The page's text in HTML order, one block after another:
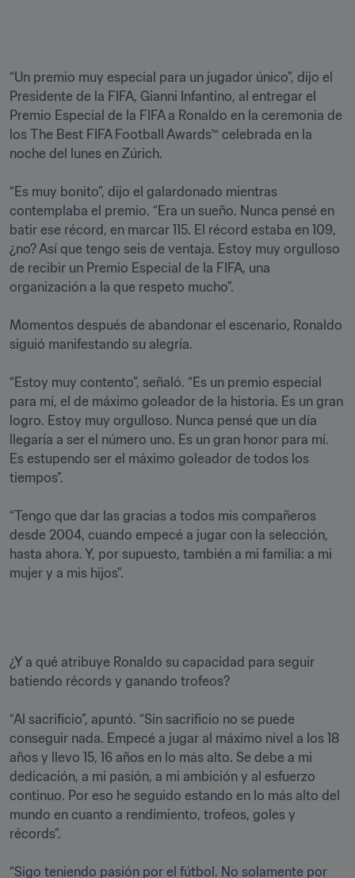
“Un premio muy especial para un jugador único”, dijo el
Presidente de la FIFA, Gianni Infantino, al entregar el
Premio Especial de la FIFA a Ronaldo en la ceremonia de
los The Best FIFA Football Awards™ celebrada en la
noche del lunes en Zúrich.
“Es muy bonito”, dijo el galardonado mientras
contemplaba el premio. “Era un sueño. Nunca pensé en
batir ese récord, en marcar 115. El récord estaba en 109,
¿no? Así que tengo seis de ventaja. Estoy muy orgulloso
de recibir un Premio Especial de la FIFA, una
organización a la que respeto mucho”.
Momentos después de abandonar el escenario, Ronaldo
siguió manifestando su alegría.
“Estoy muy contento”, señaló. “Es un premio especial
para mí, el de máximo goleador de la historia. Es un gran
logro. Estoy muy orgulloso. Nunca pensé que un día
llegaría a ser el número uno. Es un gran honor para mí.
Es estupendo ser el máximo goleador de todos los
tiempos”.
“Tengo que dar las gracias a todos mis compañeros
desde 2004, cuando empecé a jugar con la selección,
hasta ahora. Y, por supuesto, también a mi familia: a mi
mujer y a mis hijos”.
¿Y a qué atribuye Ronaldo su capacidad para seguir
batiendo récords y ganando trofeos?
“Al sacrificio”, apuntó. “Sin sacrificio no se puede
conseguir nada. Empecé a jugar al máximo nivel a los 18
años y llevo 15, 16 años en lo más alto. Se debe a mi
dedicación, a mi pasión, a mi ambición y al esfuerzo
continuo. Por eso he seguido estando en lo más alto del
mundo en cuanto a rendimiento, trofeos, goles y
récords”.
“Sigo teniendo pasión por el fútbol. No solamente por